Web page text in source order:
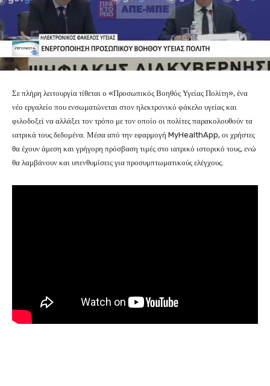
Σε πλήρη λειτουργία τίθεται ο «Προσωπικός Βοηθός Υγείας Πολίτη», ένα
νέο εργαλείο που ενσωματώνεται στον ηλεκτρονικό φάκελο υγείας και
φιλοδοξεί να αλλάξει τον τρόπο με τον οποίο οι πολίτες παρακολουθούν τα
ιατρικά τους δεδομένα. Μέσα από την εφαρμογή MyHealthApp, οι χρήστες
θα έχουν άμεση και γρήγορη πρόσβαση τιμές στο ιατρικό ιστορικό τους, ενώ
θα λαμβάνουν και υπενθυμίσεις για προσυμπτωματικούς ελέγχους.